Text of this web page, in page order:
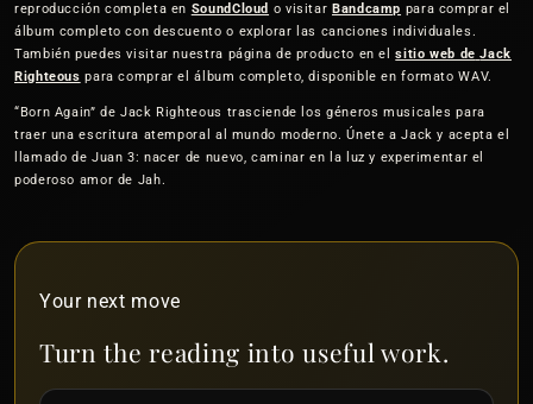
reproducción completa en SoundCloud o visitar Bandcamp para comprar el
álbum completo con descuento o explorar las canciones individuales.
También puedes visitar nuestra página de producto en elsitio web de Jack
Righteous para comprar el álbum completo, disponible en formato WAV.
“Born Again” de Jack Righteous trasciende los géneros musicales para
traer una escritura atemporal al mundo moderno. Únete a Jack y acepta el
llamado de Juan 3: nacer de nuevo, caminar en la luz y experimentar el
poderoso amor de Jah.
Your next move
Turn the reading into useful work.